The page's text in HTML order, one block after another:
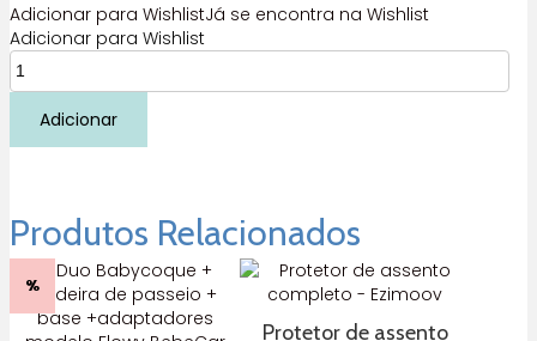
Adicionar para WishlistJá se encontra na Wishlist
Adicionar para Wishlist
Quantidade
de
Protetor
solar
Adicionar
Produtos Relacionados
%
Protetor de assento